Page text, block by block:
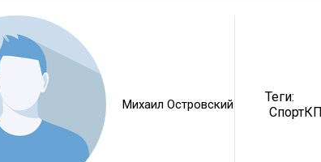
Михаил Островский
Теги:
СпортКП